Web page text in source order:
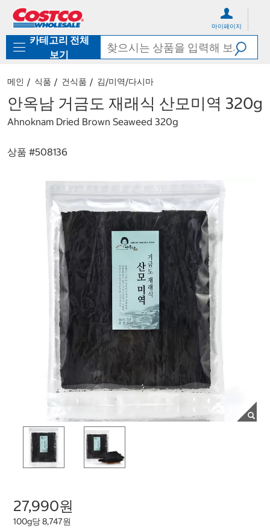
로
기
가
마이페이지
카테고리 전체
보기
메인 식품 건식품 김/미역/다시마
안옥남 거금도 재래식 산모미역 320g
Ahnoknam Dried Brown Seaweed 320g
상품 #508136
27,990원
100g당 8,747원